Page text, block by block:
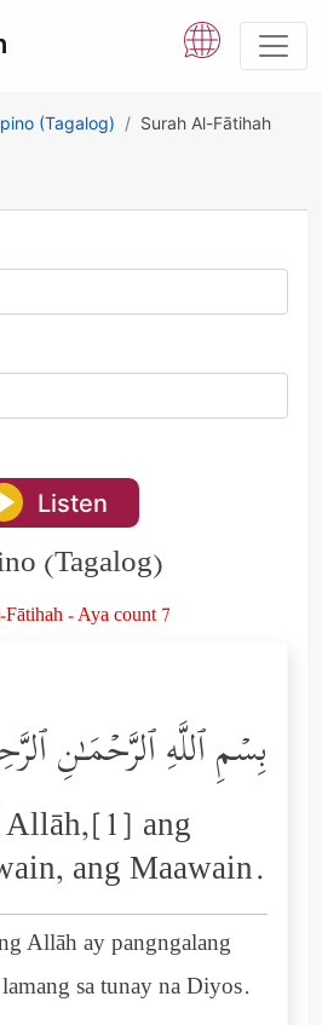
(Tagalog) Surah Al-Fātihah
Listen
(Tagalog)
- Aya count 7
بِسۡمِ ٱللَّهِ ٱلرَّحۡمَـٰنِ
Allāh,[1] ang
ang Maawain.
Allāh ay pangngalang
sa tunay na Diyos.